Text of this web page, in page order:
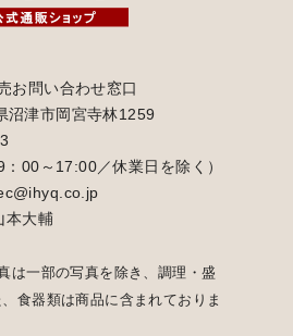
お問い合わせ窓口
沼津市岡宮寺林1259
：00～17:00／休業日を除く）
本大輔
は一部の写真を除き、調理・盛
食器類は商品に含まれておりま